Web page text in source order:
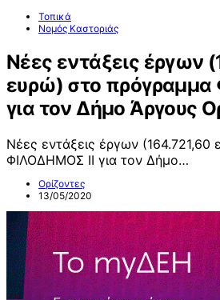
Τοπικά
Νομός Καστοριάς
Νέες εντάξεις έργων
ευρώ) στο πρόγραμμα
για τον Δήμο Άργους
Νέες εντάξεις έργων
ΦΙΛΟΔΗΜΟΣ ΙΙ για τον Δήμο…
Ορίζοντες
13/05/2020